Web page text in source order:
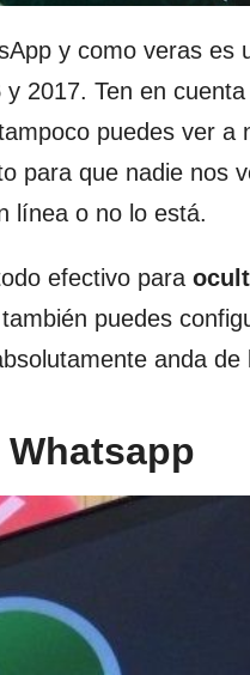
y como veras es
y 2017. Ten en
puedes ver a
para que nadie nos
línea o no lo está.
efectivo para
puedes
anda de